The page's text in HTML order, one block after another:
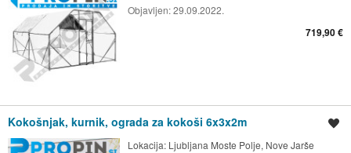
Objavljen:29.09.2022.
719,90 €
Kokošnjak, kurnik, ograda za kokoši 6x3x2m
Lokacija: Ljubljana Moste Polje, Nove Jarše